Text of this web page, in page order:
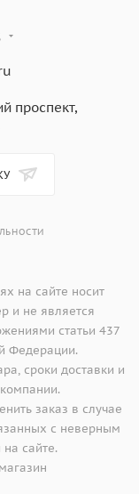
проспект,
на сайте носит
и не является
статьи 437
Федерации.
сроки доставки и
заказ в случае
с неверным
сайте.